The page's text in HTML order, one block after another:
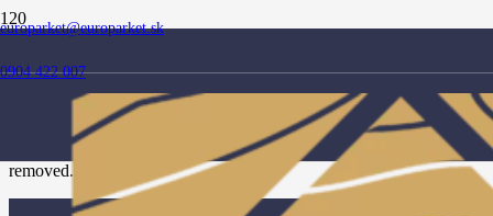
europarket@europarket.sk
0904 422 007
Stránka nenájdená
The link you followed may be broken, or the page may have been
removed.